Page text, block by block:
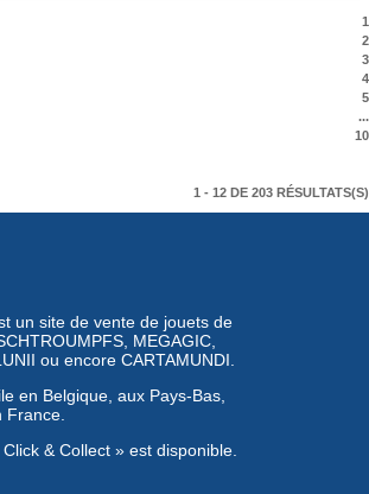
1
2
3
4
5
...
10
1 - 12 DE 203 RÉSULTATS(S)
un site de vente de jouets de
MEGAGIC,
ou encore CARTAMUNDI.
en Belgique, aux Pays-Bas,
& Collect » est disponible.